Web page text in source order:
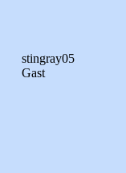
stingray05
Gast